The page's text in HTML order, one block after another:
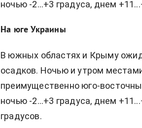
ночью -2...+3 градуса, днем
На юге Украины
В южных областях и Крыму
осадков. Ночью и утром
преимущественно юго-
ночью -2...+3 градуса, днем
градусов.